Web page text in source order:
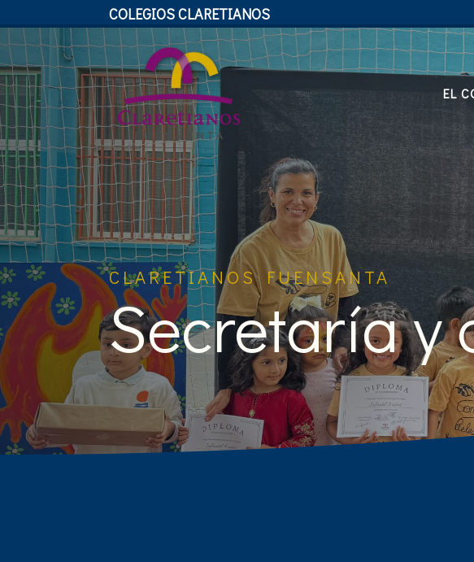
COLEGIOS CLARETIANOS
EL
CLARETIANOS FUENSANTA
Secretaría y